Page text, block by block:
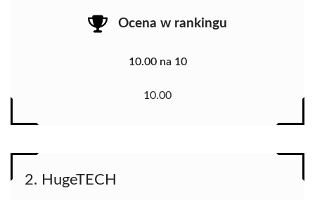
Ocena w rankingu
10.00 na 10
10.00
2. HugeTECH